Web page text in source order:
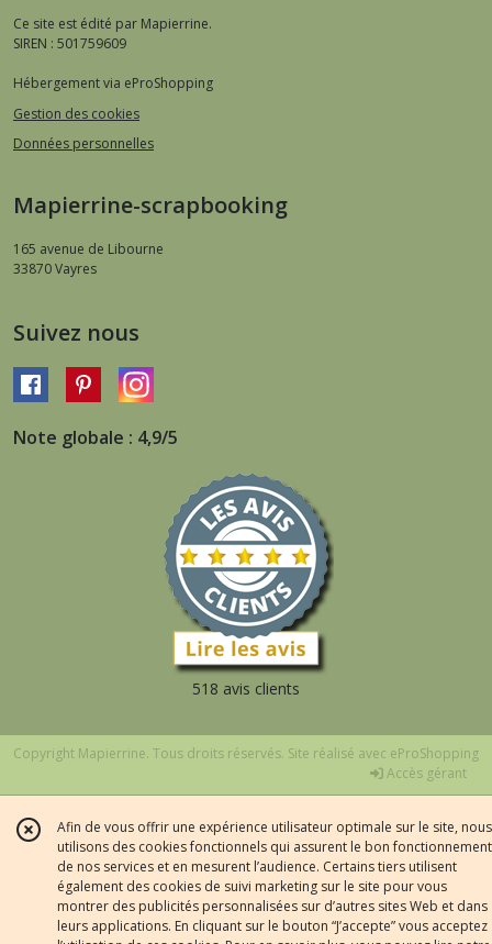
Ce site est édité par Mapierrine.
SIREN : 501759609
Hébergement via eProShopping
Gestion des cookies
Données personnelles
Mapierrine-scrapbooking
165 avenue de Libourne
33870Vayres
Suivez nous
Note globale : 4,9/5
518 avis clients
Copyright Mapierrine. Tous droits réservés. Site réalisé avec eProShopping
Accès gérant
Afin de vous offrir une expérience utilisateur optimale sur le site, nous
utilisons des cookies fonctionnels qui assurent le bon fonctionnement
de nos services et en mesurent l’audience. Certains tiers utilisent
également des cookies de suivi marketing sur le site pour vous
montrer des publicités personnalisées sur d’autres sites Web et dans
leurs applications. En cliquant sur le bouton “J’accepte” vous acceptez